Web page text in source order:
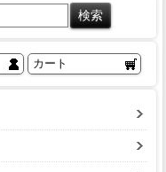
カート